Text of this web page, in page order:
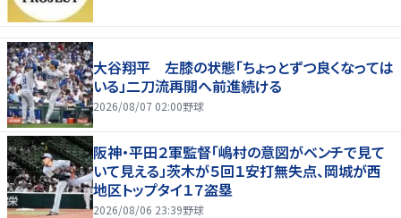
大谷翔平 左膝の状態「ちょっとずつ良くなっては
いる」二刀流再開へ前進続ける
2026/08/07 02:00野球
阪神・平田２軍監督「嶋村の意図がベンチで見て
いて見える」茨木が５回１安打無失点、岡城が西
地区トップタイ１７盗塁
2026/08/06 23:39野球